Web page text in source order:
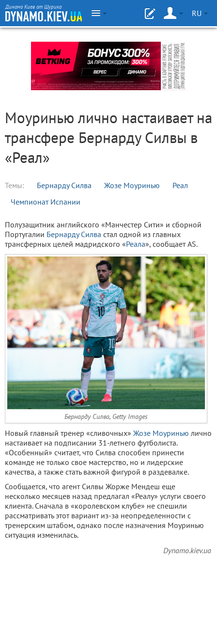
Динамо Киев от Шурика
RU
Моуринью лично настаивает на
трансфере Бернарду Силвы в
«Реал»
Темы: Бернарду Силва Жозе Моуринью
Реал
Чемпионат Испании
Полузащитник английского «Манчестер Сити» и сборной
Португалии Бернарду Силва стал одной из главных
трансферных целей мадридского «Реала», сообщает AS.
Бернарду Силва, Getty Images
Новый главный тренер «сливочных» Жозе Моуринью лично
настаивает на подписании 31-летнего футболиста.
«Особенный» считает, что Силва способен принести
команде не только свое мастерство, но и лидерские
качества, а также стать важной фигурой в раздевалке.
Сообщается, что агент Силвы Жорже Мендеш еще
несколько месяцев назад предлагал «Реалу» услуги своего
клиента. Сначала в «королевском клубе» не спешили
рассматривать этот вариант из-за неопределенности с
тренерским штабом, однако после назначения Моуринью
ситуация изменилась.
Dynamo.kiev.ua